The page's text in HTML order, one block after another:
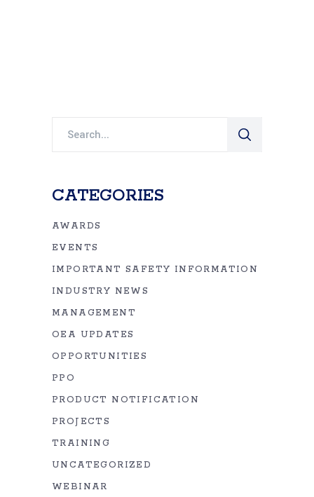
CATEGORIES
AWARDS
EVENTS
IMPORTANT SAFETY INFORMATION
INDUSTRY NEWS
MANAGEMENT
OEA UPDATES
OPPORTUNITIES
PPO
PRODUCT NOTIFICATION
PROJECTS
TRAINING
UNCATEGORIZED
WEBINAR